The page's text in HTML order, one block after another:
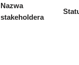
Nazwa
stakeholdera